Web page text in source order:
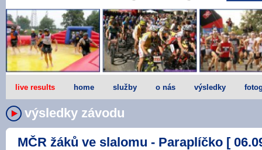
live results home služby o nás výsledky
výsledky závodu
MČR žáků ve slalomu - Paraplíčko [